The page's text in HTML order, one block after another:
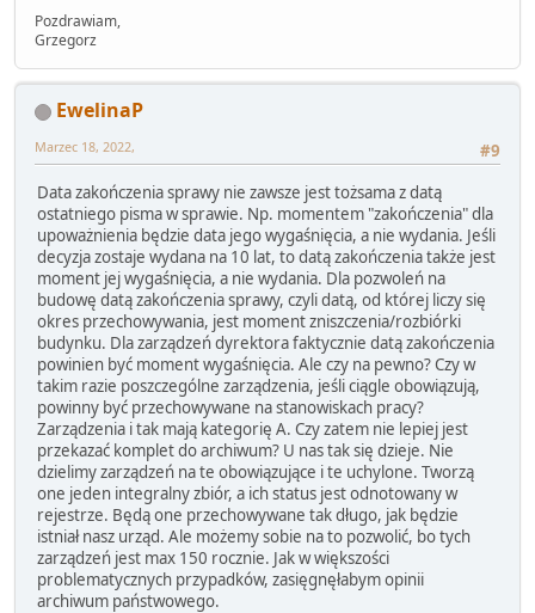
Pozdrawiam,
Grzegorz
EwelinaP
#9
Marzec 18, 2022,
Data zakończenia sprawy nie zawsze jest tożsama z datą
ostatniego pisma w sprawie. Np. momentem "zakończenia" dla
upoważnienia będzie data jego wygaśnięcia, a nie wydania. Jeśli
decyzja zostaje wydana na 10 lat, to datą zakończenia także jest
moment jej wygaśnięcia, a nie wydania. Dla pozwoleń na
budowę datą zakończenia sprawy, czyli datą, od której liczy się
okres przechowywania, jest moment zniszczenia/rozbiórki
budynku. Dla zarządzeń dyrektora faktycznie datą zakończenia
powinien być moment wygaśnięcia. Ale czy na pewno? Czy w
takim razie poszczególne zarządzenia, jeśli ciągle obowiązują,
powinny być przechowywane na stanowiskach pracy?
Zarządzenia i tak mają kategorię A. Czy zatem nie lepiej jest
przekazać komplet do archiwum? U nas tak się dzieje. Nie
dzielimy zarządzeń na te obowiązujące i te uchylone. Tworzą
one jeden integralny zbiór, a ich status jest odnotowany w
rejestrze. Będą one przechowywane tak długo, jak będzie
istniał nasz urząd. Ale możemy sobie na to pozwolić, bo tych
zarządzeń jest max 150 rocznie. Jak w większości
problematycznych przypadków, zasięgnęłabym opinii
archiwum państwowego.